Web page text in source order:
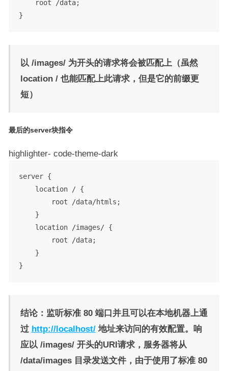
以 /images/ 为开头的请求将会被匹配上（虽然
location / 也能匹配上此请求，但是它的前缀更
短）
最后的server块指令
highlighter- code-theme-dark
server {
结论：监听标准 80 端口并且可以在本地机器上通
过 http://localhost/地址来访问的有效配置。响
应以 /images/ 开头的URI请求，服务器将从
/data/images 目录发送文件，由于使用了标准 80